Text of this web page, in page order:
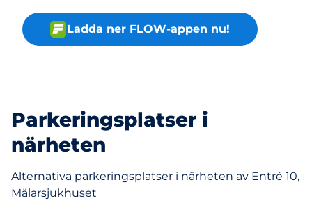
Ladda ner FLOW-appen nu!
Parkeringsplatser i
närheten
Alternativa parkeringsplatser i närheten av Entré 10,
Mälarsjukhuset